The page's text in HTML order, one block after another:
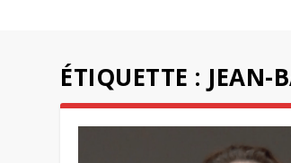
ÉTIQUETTE : JEAN-